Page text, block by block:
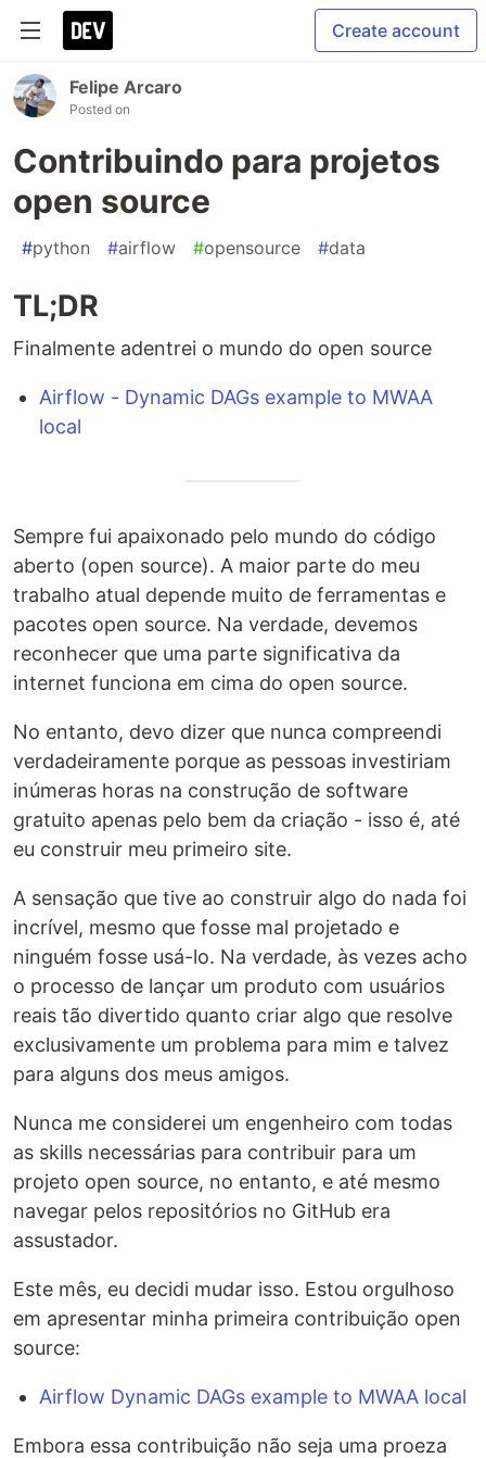
Create account
Felipe Arcaro
Posted on
Contribuindo para projetos
open source
#python #airflow #opensource #data
TL;DR
Finalmente adentrei o mundo do open source
Airflow - Dynamic DAGs example to MWAA
local
Sempre fui apaixonado pelo mundo do código
aberto (open source). A maior parte do meu
trabalho atual depende muito de ferramentas e
pacotes open source. Na verdade, devemos
reconhecer que uma parte significativa da
internet funciona em cima do open source.
No entanto, devo dizer que nunca compreendi
verdadeiramente porque as pessoas investiriam
inúmeras horas na construção de software
gratuito apenas pelo bem da criação - isso é, até
eu construir meu primeiro site.
A sensação que tive ao construir algo do nada foi
incrível, mesmo que fosse mal projetado e
ninguém fosse usá-lo. Na verdade, às vezes acho
o processo de lançar um produto com usuários
reais tão divertido quanto criar algo que resolve
exclusivamente um problema para mim e talvez
para alguns dos meus amigos.
Nunca me considerei um engenheiro com todas
as skills necessárias para contribuir para um
projeto open source, no entanto, e até mesmo
navegar pelos repositórios no GitHub era
assustador.
Este mês, eu decidi mudar isso. Estou orgulhoso
em apresentar minha primeira contribuição open
source:
Airflow Dynamic DAGs example to MWAA local
Embora essa contribuição não seja uma proeza